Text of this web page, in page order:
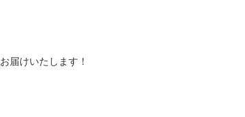
届けいたします！